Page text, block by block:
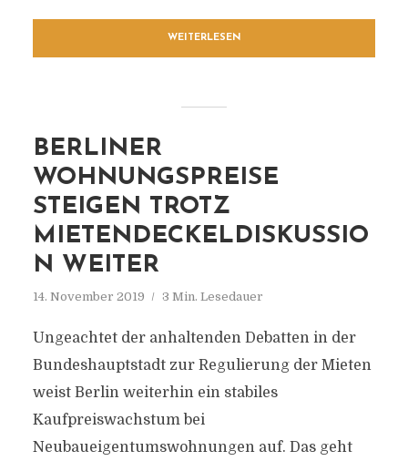
WEITERLESEN
BERLINER
WOHNUNGSPREISE
STEIGEN TROTZ
MIETENDECKELDISKUSSIO
N WEITER
14. November 2019 3 Min. Lesedauer
Ungeachtet der anhaltenden Debatten in der
Bundeshauptstadt zur Regulierung der Mieten
weist Berlin weiterhin ein stabiles
Kaufpreiswachstum bei
Neubaueigentumswohnungen auf. Das geht